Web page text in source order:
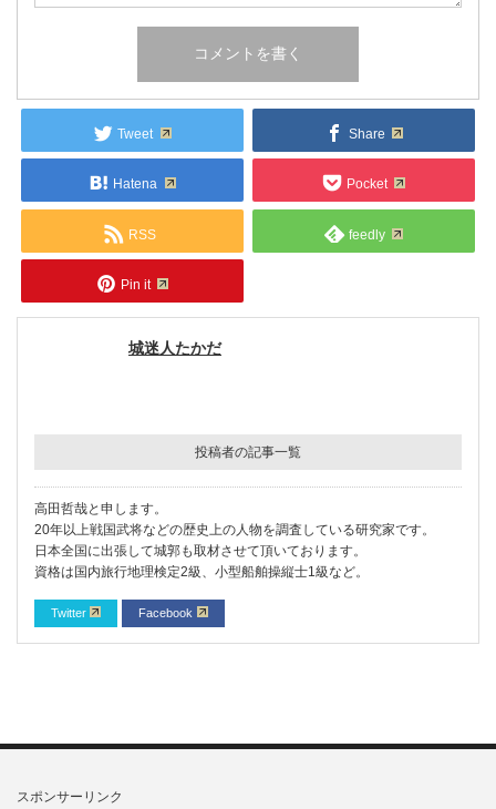
Tweet Share
Hatena Pocket
RSS feedly
Pin it
城迷人たかだ
投稿者の記事一覧
高田哲哉と申します。
20年以上戦国武将などの歴史上の人物を調査している研究家です。
日本全国に出張して城郭も取材させて頂いております。
資格は国内旅行地理検定2級、小型船舶操縦士1級など。
Twitter Facebook
スポンサーリンク